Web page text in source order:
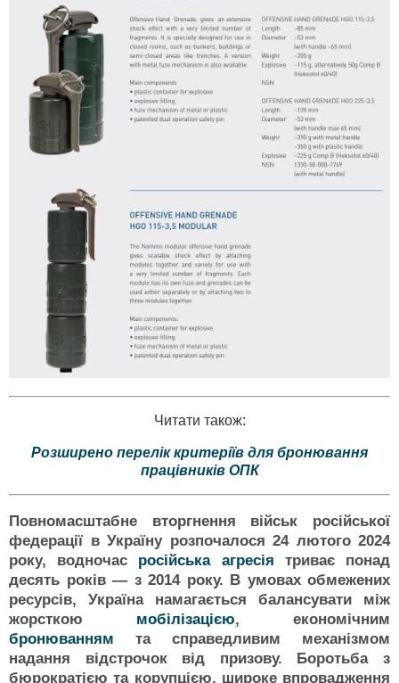
Читати також:
Розширено перелік критеріїв для бронювання
працівників ОПК
Повномасштабне вторгнення військ російської
федерації в Україну розпочалося 24 лютого 2024
року, водночас російська агресія триває понад
десять років — з 2014 року. В умовах обмежених
ресурсів, Україна намагається балансувати між
жорсткою мобілізацією, економічним
бронюванням та справедливим механізмом
надання відстрочок від призову. Боротьба з
бюрократією та корупцією, широке впровадження